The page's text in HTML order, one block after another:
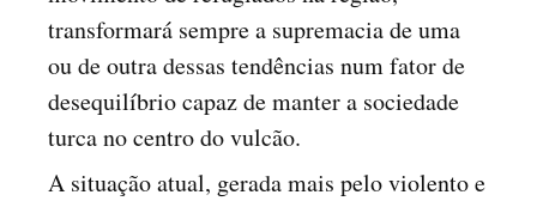
transformará sempre a supremacia de uma
ou de outra dessas tendências num fator de
desequilíbrio capaz de manter a sociedade
turca no centro do vulcão.
A situação atual, gerada mais pelo violento e